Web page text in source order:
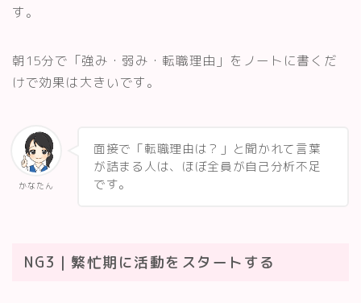
す。
朝15分で「強み・弱み・転職理由」をノートに書くだ
けで効果は大きいです。
かなたん
面接で「転職理由は？」と聞かれて言葉
が詰まる人は、ほぼ全員が自己分析不足
です。
NG3｜繁忙期に活動をスタートする